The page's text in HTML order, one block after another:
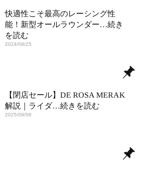
快適性こそ最高のレーシング性
能！新型オールラウンダー…続き
を読む
2024/08/25
【閉店セール】DE ROSA MERAK
解説｜ライダ…続きを読む
2025/09/08